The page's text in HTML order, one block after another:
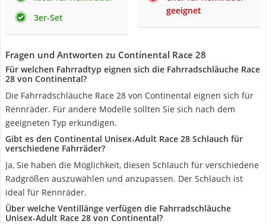
3er-Set
geeignet
Fragen und Antworten zu Continental Race 28
Für welchen Fahrradtyp eignen sich die Fahrradschläuche Race
28 von Continental?
Die Fahrradschläuche Race 28 von Continental eignen sich für
Rennräder. Für andere Modelle sollten Sie sich nach dem
geeigneten Typ erkundigen.
Gibt es den Continental Unisex-Adult Race 28 Schlauch für
verschiedene Fahrräder?
Ja, Sie haben die Möglichkeit, diesen Schlauch für verschiedene
Radgrößen auszuwählen und anzupassen. Der Schlauch ist
ideal für Rennräder.
Über welche Ventillänge verfügen die Fahrradschläuche
Unisex-Adult Race 28 von Continental?